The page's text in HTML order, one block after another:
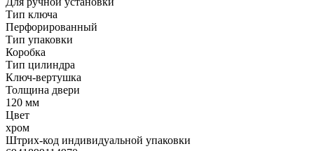
Тип ключа
Перфорированный
Тип упаковки
Коробка
Тип цилиндра
Ключ-вертушка
Толщина двери
120 мм
Цвет
хром
Штрих-код индивидуальной упаковки